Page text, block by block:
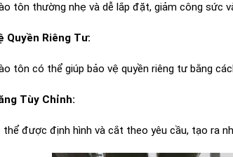
tôn thường nhẹ và dễ lắp đặt, giảm công sức
Quyền Riêng Tư:
tôn có thể giúp bảo vệ quyền riêng tư bằng
Tùy Chỉnh:
được định hình và cắt theo yêu cầu, tạo ra